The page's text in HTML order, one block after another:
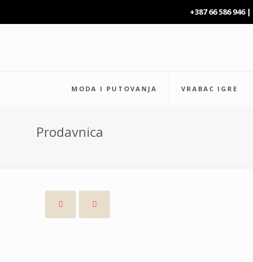
+387 66 586 946 |
MODA I PUTOVANJA VRABAC IGRE
Prodavnica